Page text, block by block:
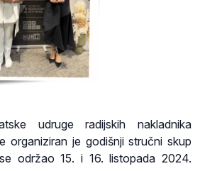
udruge radijskih nakladnika
organiziran je godišnji stručni skup
se održao 15. i 16. listopada 2024.